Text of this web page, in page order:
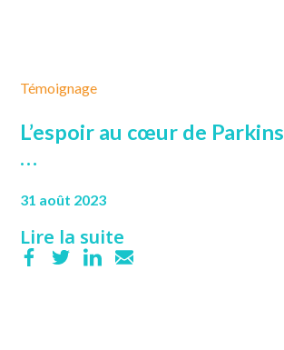
Témoignage
L’espoir au cœur de
…
31 août 2023
Lire la suite